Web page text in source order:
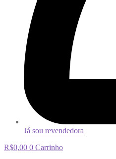
Já sou revendedora
R$0,00 0 Carrinho